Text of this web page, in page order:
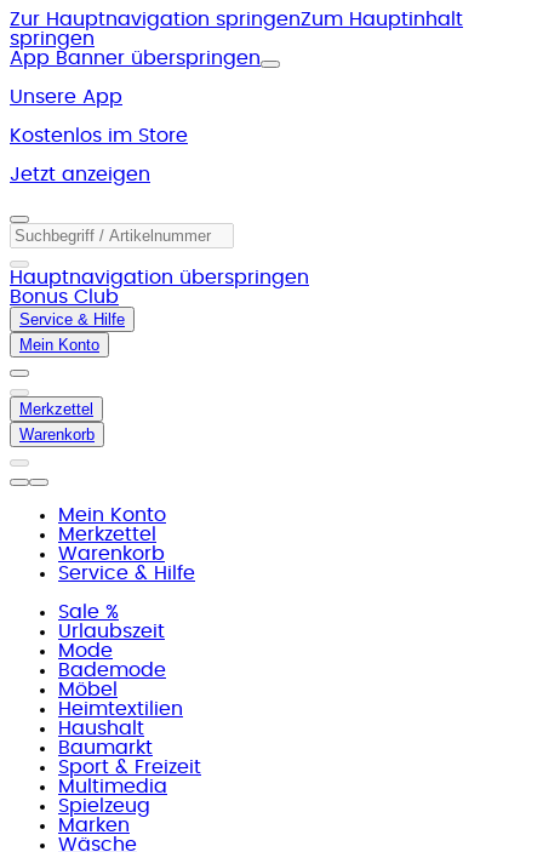
Zur Hauptnavigation springenZum Hauptinhalt
springen
App Banner überspringen
Unsere App
Kostenlos im Store
Jetzt anzeigen
Hauptnavigation überspringen
Bonus Club
Service & Hilfe
Mein Konto
Merkzettel
Warenkorb
Mein Konto
Merkzettel
Warenkorb
Service & Hilfe
Sale %
Urlaubszeit
Mode
Bademode
Möbel
Heimtextilien
Haushalt
Baumarkt
Sport & Freizeit
Multimedia
Spielzeug
Marken
Wäsche